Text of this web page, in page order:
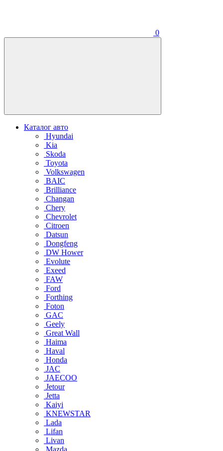
0
Каталог авто
Hyundai
Kia
Skoda
Toyota
Volkswagen
BAIC
Brilliance
Changan
Chery
Chevrolet
Citroen
Datsun
Dongfeng
DW Hower
Evolute
Exeed
FAW
Ford
Forthing
Foton
GAC
Geely
Great Wall
Haima
Haval
Honda
JAC
JAECOO
Jetour
Jetta
Kaiyi
KNEWSTAR
Lada
Lifan
Livan
Mazda